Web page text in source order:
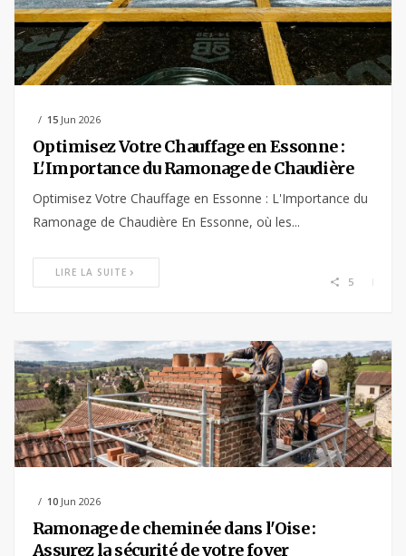
15 Jun 2026
Optimisez Votre Chauffage en Essonne :
L'Importance du Ramonage de Chaudière
Optimisez Votre Chauffage en Essonne : L'Importance du
Ramonage de Chaudière En Essonne, où les...
LIRE LA SUITE
5
10 Jun 2026
Ramonage de cheminée dans l'Oise :
Assurez la sécurité de votre foyer